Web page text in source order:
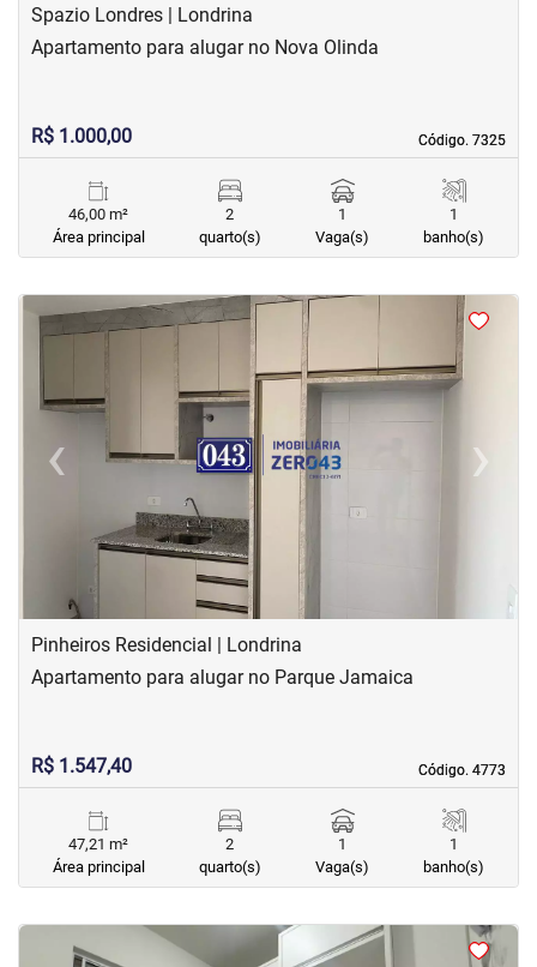
Spazio Londres | Londrina
Código. 7325
Código. 7325
Apartamento para alugar no Nova Olinda
R$ 1.000,00
46,00 m²
Área principal
2
quarto(s)
1
Vaga(s)
1
banho(s)
<<
‹
Previous ›Next
Pinheiros Residencial | Londrina
Código. 4773
Código. 4773
Apartamento para alugar no Parque Jamaica
R$ 1.547,40
47,21 m²
Área principal
2
quarto(s)
1
Vaga(s)
1
banho(s)